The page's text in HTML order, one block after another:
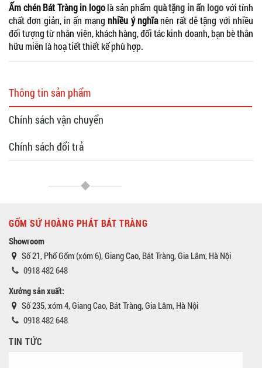
Ấm chén Bát Tràng in logolà sản phẩm quà tặng in ấn logovới tính
chất đơn giản, in ấn mangnhiều ý nghĩanên rất dễ tặng với nhiều
đối tượng từ nhân viên, khách hàng, đối tác kinh doanh, bạn bè thân
hữu miễn là hoạ tiết thiết kế phù hợp.
Thông tin sản phẩm
Chính sách vận chuyển
Chính sách đổi trả
GỐM SỨ HOÀNG PHÁT BÁT TRÀNG
Showroom
Số 21, Phố Gốm (xóm 6), Giang Cao, Bát Tràng, Gia Lâm, Hà Nội
0918 482 648
Xưởng sản xuất:
Số 235, xóm 4, Giang Cao, Bát Tràng, Gia Lâm, Hà Nội
0918 482 648
TIN TỨC